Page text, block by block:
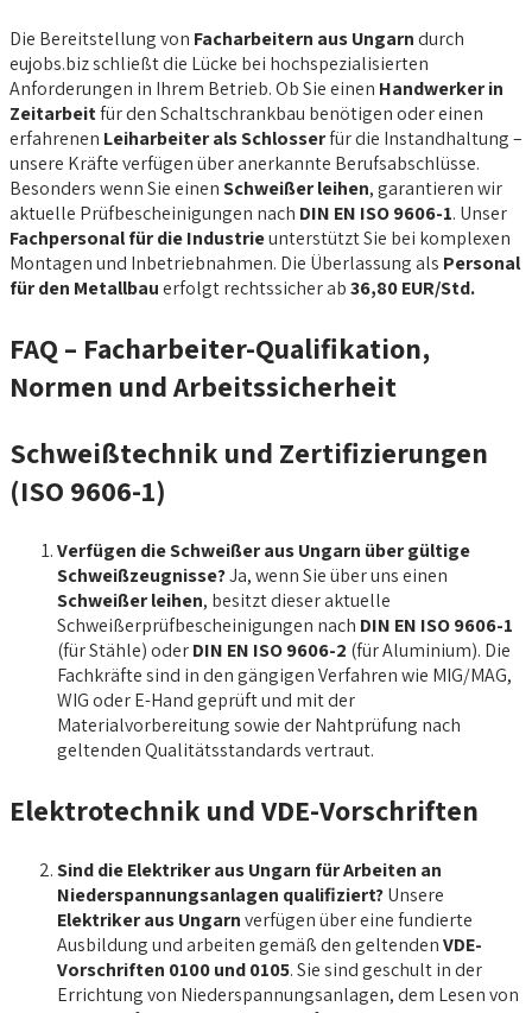
Die Bereitstellung von Facharbeitern aus Ungarndurch
eujobs.biz schließt die Lücke bei hochspezialisierten
Anforderungen in Ihrem Betrieb. Ob Sie einen Handwerker in
Zeitarbeitfür den Schaltschrankbau benötigen oder einen
erfahrenen Leiharbeiter als Schlosserfür die Instandhaltung –
unsere Kräfte verfügen über anerkannte Berufsabschlüsse.
Besonders wenn Sie einenSchweißer leihen, garantieren wir
aktuelle Prüfbescheinigungen nach DIN EN ISO 9606-1. Unser
Fachpersonal für die Industrieunterstützt Sie bei komplexen
Montagen und Inbetriebnahmen. Die Überlassung als Personal
für den Metallbauerfolgt rechtssicher ab36,80 EUR/Std.
FAQ – Facharbeiter-Qualifikation,
Normen und Arbeitssicherheit
Schweißtechnik und Zertifizierungen
(ISO 9606-1)
Verfügen die Schweißer aus Ungarn über gültige
Schweißzeugnisse?Ja, wenn Sie über uns einen
Schweißer leihen, besitzt dieser aktuelle
Schweißerprüfbescheinigungen nach DIN EN ISO 9606-1
(für Stähle) oderDIN EN ISO 9606-2 (für Aluminium). Die
Fachkräfte sind in den gängigen Verfahren wie MIG/MAG,
WIG oder E-Hand geprüft und mit der
Materialvorbereitung sowie der Nahtprüfung nach
geltenden Qualitätsstandards vertraut.
Elektrotechnik und VDE-Vorschriften
Sind die Elektriker aus Ungarn für Arbeiten an
Niederspannungsanlagen qualifiziert?Unsere
Elektriker aus Ungarnverfügen über eine fundierte
Ausbildung und arbeiten gemäß den geltendenVDE-
Vorschriften 0100 und 0105. Sie sind geschult in der
Errichtung von Niederspannungsanlagen, dem Lesen von